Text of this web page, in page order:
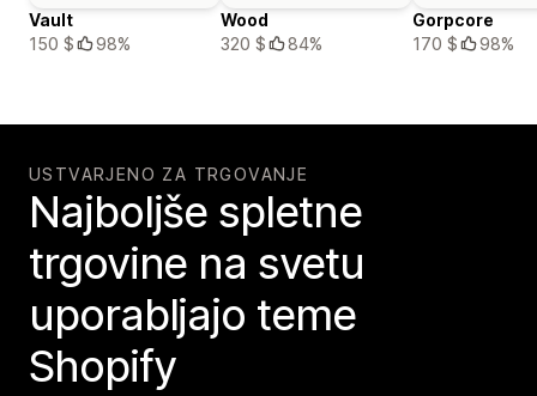
Vault
150 $
98%
Wood
320 $
84%
Gorpcore
170 $
98%
USTVARJENO ZA TRGOVANJE
Najboljše spletne
trgovine na svetu
uporabljajo teme
Shopify